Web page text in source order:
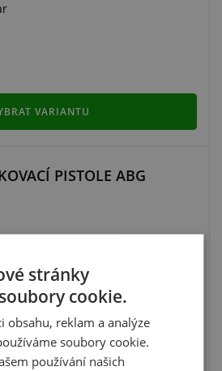
VARIANTU
PISTOLE ABG
stránky
cookie.
obsahu, reklam a analýze
soubory cookie.
používání našich